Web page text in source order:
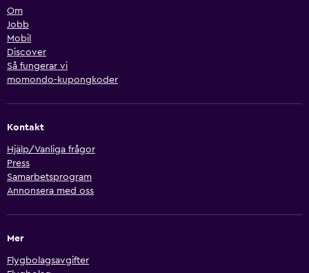
Om
Jobb
Mobil
Discover
Så fungerar vi
momondo-kupongkoder
Kontakt
Hjälp/Vanliga frågor
Press
Samarbetsprogram
Annonsera med oss
Mer
Flygbolagsavgifter